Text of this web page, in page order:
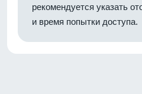
рекомендуется указать
и время попытки доступа.